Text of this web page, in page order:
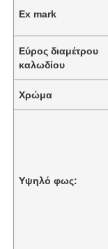
Ex mark
Εύρος διαμέτρου
καλωδίου
Χρώμα
Υψηλό φως: